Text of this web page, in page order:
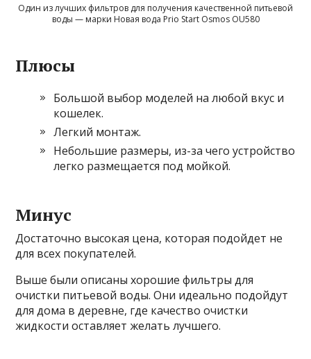
Один из лучших фильтров для получения качественной питьевой
воды — марки Новая вода Prio Start Osmos OU580
Плюсы
Большой выбор моделей на любой вкус и
кошелек.
Легкий монтаж.
Небольшие размеры, из-за чего устройство
легко размещается под мойкой.
Минус
Достаточно высокая цена, которая подойдет не
для всех покупателей.
Выше были описаны хорошие фильтры для
очистки питьевой воды. Они идеально подойдут
для дома в деревне, где качество очистки
жидкости оставляет желать лучшего.